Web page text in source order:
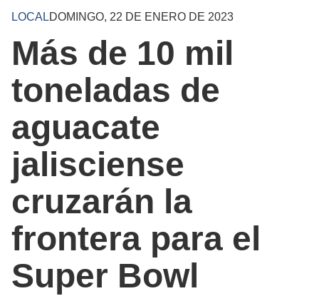
LOCALDOMINGO, 22 DE ENERO DE 2023
Más de 10 mil
toneladas de
aguacate
jalisciense
cruzarán la
frontera para el
Super Bowl